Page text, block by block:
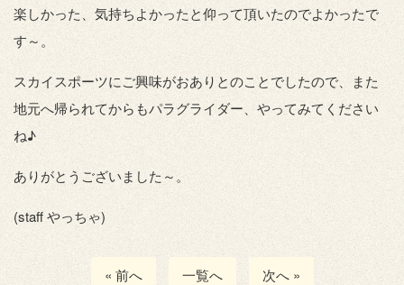
楽しかった、気持ちよかったと仰って頂いたのでよかったで
す～。
スカイスポーツにご興味がおありとのことでしたので、また
地元へ帰られてからもパラグライダー、やってみてください
ね♪
ありがとうございました～。
(staff やっちゃ)
« 前へ 一覧へ 次へ »